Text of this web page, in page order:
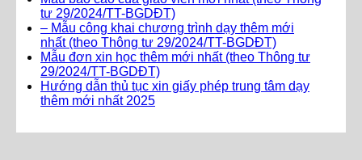
tư 29/2024/TT-BGDĐT)
– Mẫu công khai chương trình dạy thêm mới
nhất (theo Thông tư 29/2024/TT-BGDĐT)
Mẫu đơn xin học thêm mới nhất (theo Thông tư
29/2024/TT-BGDĐT)
Hướng dẫn thủ tục xin giấy phép trung tâm dạy
thêm mới nhất 2025